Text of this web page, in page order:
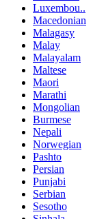
Luxembou..
Macedonian
Malagasy
Malay
Malayalam
Maltese
Maori
Marathi
Mongolian
Burmese
Nepali
Norwegian
Pashto
Persian
Punjabi
Serbian
Sesotho